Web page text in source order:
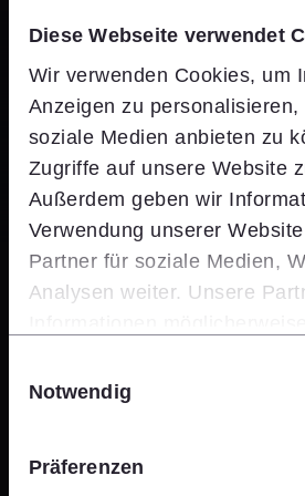
Diese Webseite verwendet
Wir verwenden Cookies, um
Anzeigen zu
soziale Medien anbieten zu
Zugriffe auf unsere Website
Außerdem geben wir
Verwendung unserer
Partner für soziale Medien,
Analysen weiter. Unsere
haben oder die sie im
Notwendig
Präferenzen
skalierbare Lösung entwickelt.
„Mit unserem
Wienerberger dabei
Datenströme
visualisieren.“
Manuel Hausjell
Mehr
Teilen
linkedin
x
Erfahren Sie mehr über